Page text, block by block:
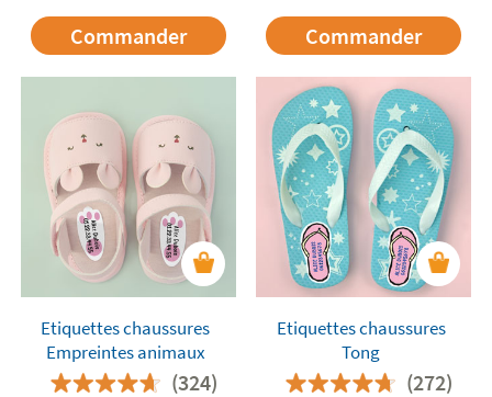
Commander
Commander
Etiquettes chaussures
Empreintes animaux
(324)
Etiquettes chaussures
Tong
(272)